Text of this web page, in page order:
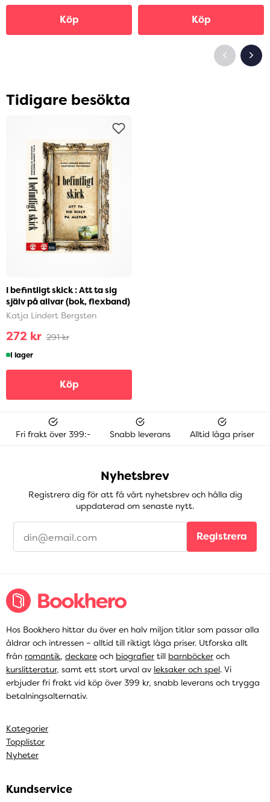
Köp Köp
Tidigare besökta
I befintligt skick : Att ta sig
själv på allvar (bok, flexband)
Katja Lindert Bergsten
272 kr 291 kr
I lager
Köp
Fri frakt över 399:- Snabb leverans Alltid låga priser
Nyhetsbrev
Registrera dig för att få vårt nyhetsbrev och hålla dig
uppdaterad om senaste nytt.
Registrera
Hos Bookhero hittar du över en halv miljon titlar som passar alla
åldrar och intressen – alltid till riktigt låga priser. Utforska allt
från romantik, deckare och biografier till barnböcker och
kurslitteratur, samt ett stort urval av leksaker och spel. Vi
erbjuder fri frakt vid köp över 399 kr, snabb leverans och trygga
betalningsalternativ.
Kategorier
Topplistor
Nyheter
Kundservice